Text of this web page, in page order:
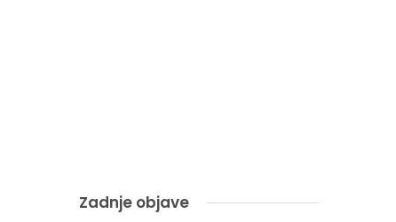
Zadnje objave